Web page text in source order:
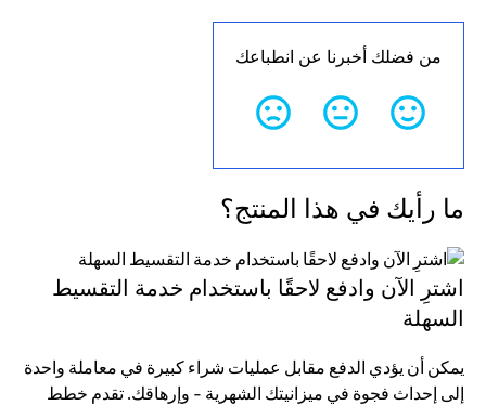
من فضلك أخبرنا عن انطباعك
ما رأيك في هذا المنتج؟
اشترِ الآن وادفع لاحقًا باستخدام خدمة التقسيط
السهلة
يمكن أن يؤدي الدفع مقابل عمليات شراء كبيرة في معاملة واحدة
إلى إحداث فجوة في ميزانيتك الشهرية - وإرهاقك. تقدم خطط